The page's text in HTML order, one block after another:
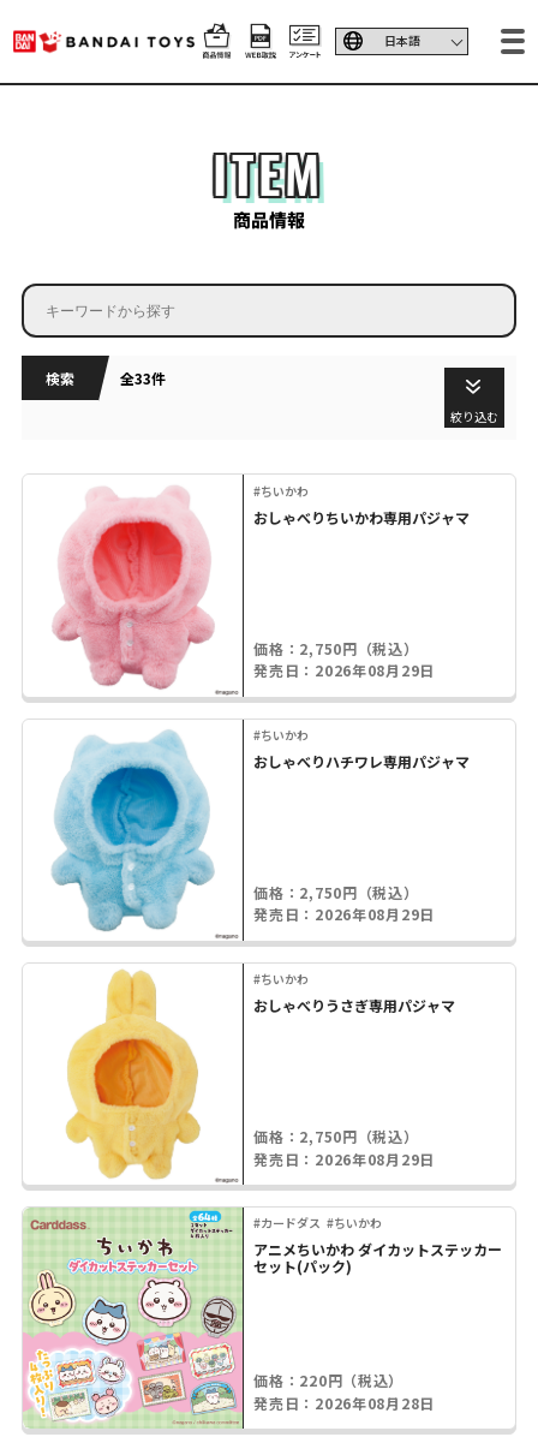
ITEM
商品情報
検索 全33件
絞り込む
#ちいかわ
おしゃべりちいかわ専用パジャマ
価格：2,750円（税込）
発売日：2026年08月29日
#ちいかわ
おしゃべりハチワレ専用パジャマ
価格：2,750円（税込）
発売日：2026年08月29日
#ちいかわ
おしゃべりうさぎ専用パジャマ
価格：2,750円（税込）
発売日：2026年08月29日
#カードダス #ちいかわ
アニメちいかわ ダイカットステッカー
セット(パック)
価格：220円（税込）
発売日：2026年08月28日